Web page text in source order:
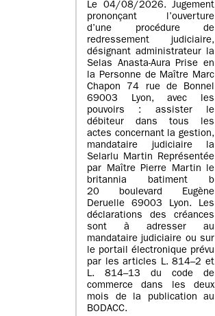
Le 04/08/2026. Jugement
prononçant l’ouverture
d’une procédure de
redressement judiciaire,
désignant administrateur la
Selas Anasta-Aura Prise en
la Personne de Maître Marc
Chapon 74 rue de Bonnel
69003 Lyon, avec les
pouvoirs : assister le
débiteur dans tous les
actes concernant la gestion,
mandataire judiciaire la
Selarlu Martin Représentée
par Maître Pierre Martin le
britannia batiment b
20 boulevard Eugène
Deruelle 69003 Lyon. Les
déclarations des créances
sont à adresser au
mandataire judiciaire ou sur
le portail électronique prévu
par les articles L. 814–2 et
L. 814–13 du code de
commerce dans les deux
mois de la publication au
BODACC.